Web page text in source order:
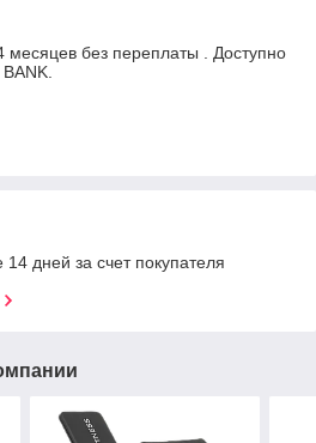
без переплаты . Доступно
14 дней за счет покупателя